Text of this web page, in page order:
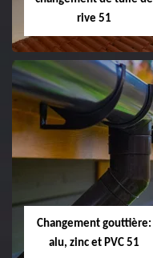
rive 51
Réparation et
changement de
tuile de rive 51
Changement gouttière:
alu, zinc et PVC 51